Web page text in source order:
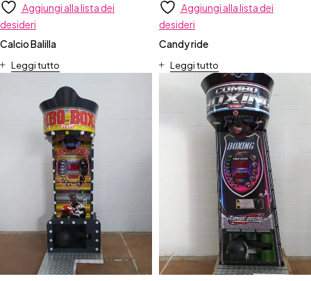
Aggiungi alla lista dei
desideri
Calcio Balilla
Leggi tutto
Aggiungi alla lista dei
desideri
Candy ride
Leggi tutto